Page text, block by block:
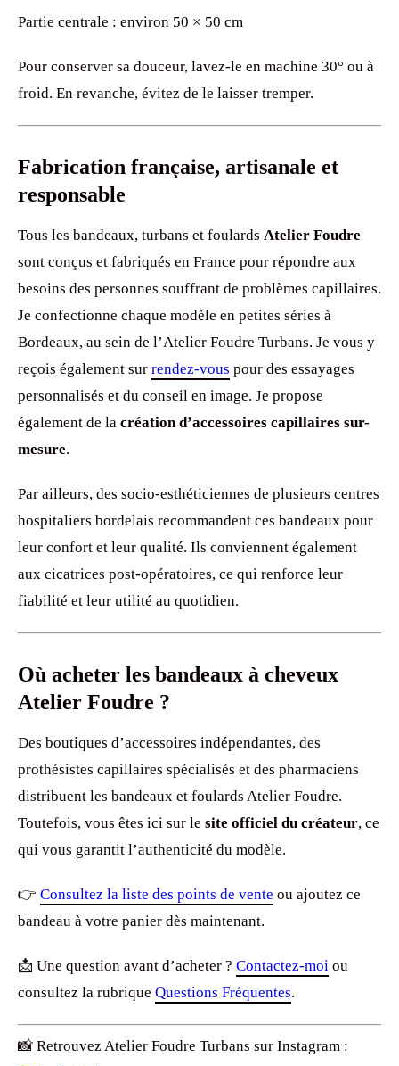
Partie centrale : environ 50 × 50 cm
Pour conserver sa douceur, lavez-le en machine 30° ou à
froid. En revanche, évitez de le laisser tremper.
Fabrication française, artisanale et
responsable
Tous les bandeaux, turbans et foulards Atelier Foudre
sont conçus et fabriqués en France pour répondre aux
besoins des personnes souffrant de problèmes capillaires.
Je confectionne chaque modèle en petites séries à
Bordeaux, au sein de l’Atelier Foudre Turbans. Je vous y
reçois également sur rendez-vous pour des essayages
personnalisés et du conseil en image. Je propose
également de la création d’accessoires capillaires sur-
mesure.
Par ailleurs, des socio-esthéticiennes de plusieurs centres
hospitaliers bordelais recommandent ces bandeaux pour
leur confort et leur qualité. Ils conviennent également
aux cicatrices post-opératoires, ce qui renforce leur
fiabilité et leur utilité au quotidien.
Où acheter les bandeaux à cheveux
Atelier Foudre ?
Des boutiques d’accessoires indépendantes, des
prothésistes capillaires spécialisés et des pharmaciens
distribuent les bandeaux et foulards Atelier Foudre.
Toutefois, vous êtes ici sur le site officiel du créateur, ce
qui vous garantit l’authenticité du modèle.
👉 Consultez la liste des points de vente ou ajoutez ce
bandeau à votre panier dès maintenant.
📩 Une question avant d’acheter ? Contactez-moi ou
consultez la rubrique Questions Fréquentes.
📸 Retrouvez Atelier Foudre Turbans sur Instagram :